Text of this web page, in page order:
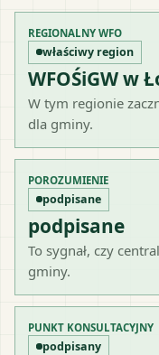
REGIONALNY WFO
właściwy region
WFOŚiGW w
W tym regionie
dla gminy.
POROZUMIENIE
podpisane
podpisane
To sygnał, czy
gminy.
PUNKT KONSULTACYJNY
podpisany